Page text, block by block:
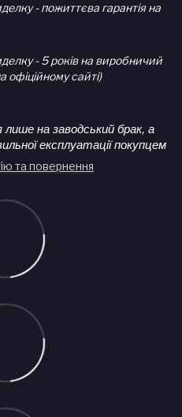
- пожиттєва гарантія на
- 5 років на виробничий
офіційному сайті)
на заводський брак, а
експлуатації покупцем
та повернення